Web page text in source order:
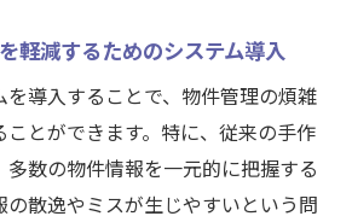
軽減するためのシステム導入
を導入することで、物件管理の煩雑
ことができます。特に、従来の手作
数の物件情報を一元的に把握する
の散逸やミスが生じやすいという問